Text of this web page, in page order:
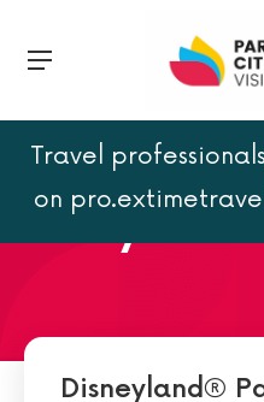
Travel
on
Disneyland
Disneys Geist
Disneyland®